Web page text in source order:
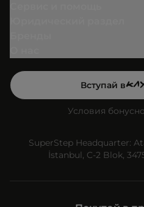
Вступай в
Условия
SuperStep Headquarter:
İstanbul, C-2 Blok,